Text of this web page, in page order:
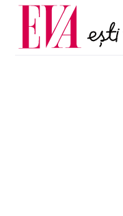
Carieră
Actualitate